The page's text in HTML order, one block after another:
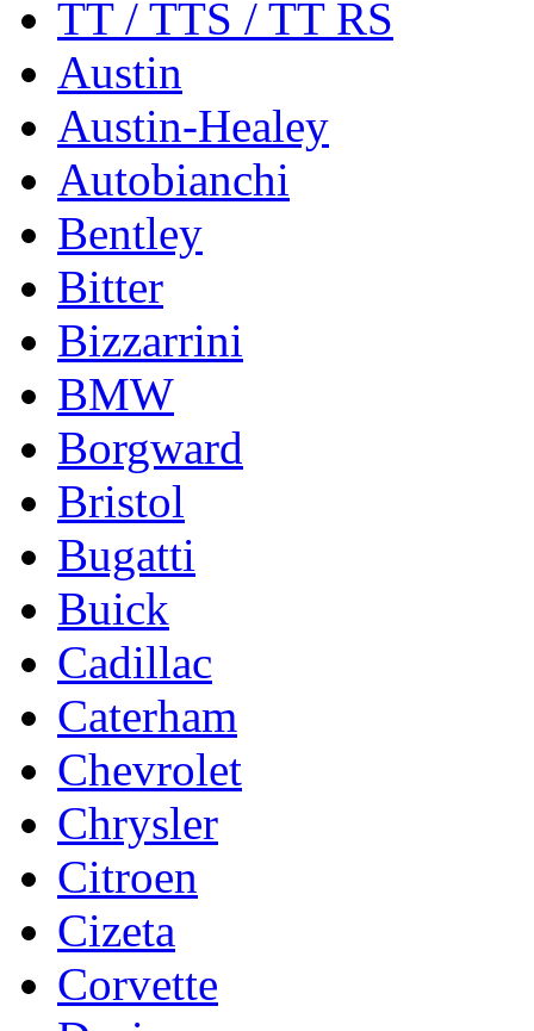
TT / TTS / TT RS
Austin
Austin-Healey
Autobianchi
Bentley
Bitter
Bizzarrini
BMW
Borgward
Bristol
Bugatti
Buick
Cadillac
Caterham
Chevrolet
Chrysler
Citroen
Cizeta
Corvette